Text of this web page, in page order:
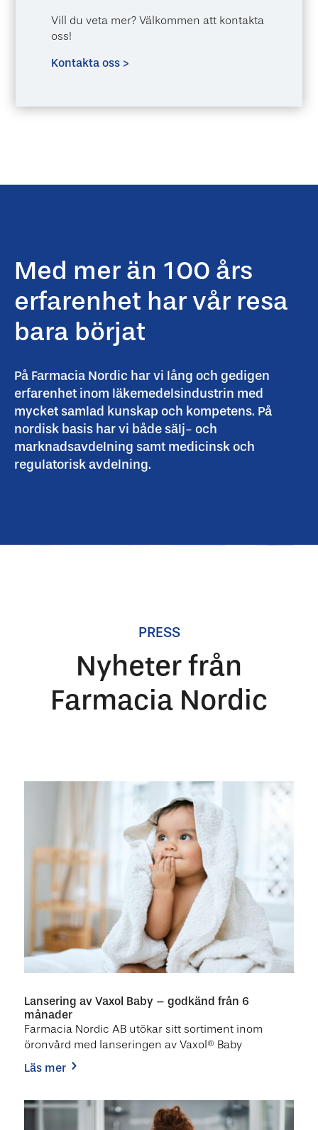
Vill du veta mer? Välkommen att kontakta
oss!
Kontakta oss >
Med mer än 100 års
erfarenhet har vår resa
bara börjat
På Farmacia Nordic har vi lång och gedigen
erfarenhet inom läkemedelsindustrin med
mycket samlad kunskap och kompetens. På
nordisk basis har vi både sälj- och
marknadsavdelning samt medicinsk och
regulatorisk avdelning.
PRESS
Nyheter från
Farmacia Nordic
Lansering av Vaxol Baby – godkänd från 6
månader
Farmacia Nordic AB utökar sitt sortiment inom
öronvård med lanseringen av Vaxol® Baby
läs mer